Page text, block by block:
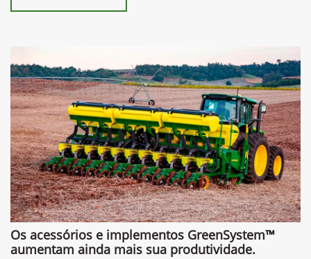
Os acessórios e implementos GreenSystem™
aumentam ainda mais sua produtividade.​